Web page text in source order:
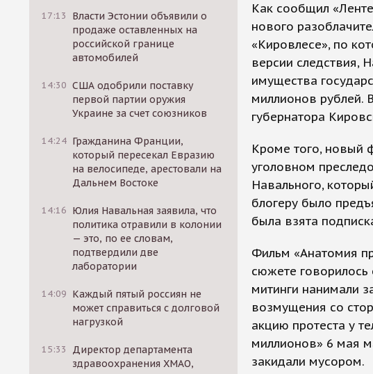
17:13
Власти Эстонии объявили о
продаже оставленных на
российской границе
автомобилей
14:30 США одобрили поставку
первой партии оружия
Украине за счет союзников
14:24 Гражданина Франции,
который пересекал Евразию
на велосипеде, арестовали на
Дальнем Востоке
14:16 Юлия Навальная заявила, что
политика отравили в колонии
— это, по ее словам,
подтвердили две
лаборатории
14:09 Каждый пятый россиян не
может справиться с долговой
нагрузкой
15:33
Директор департамента
здравоохранения ХМАО,
Как сообщил
нового
«Кировлесе», по
версии следствия,
имущества
миллионов рублей.
губернатора
Кроме того, новый
уголовном
Навального,
блогеру было
была взята
Фильм «Анатомия
сюжете
митинги нанимали
возмущения со
акцию протеста у
миллионов» 6 мая
закидали мусором.